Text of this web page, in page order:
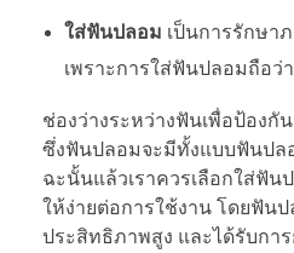
ใส่ฟันปลอม เป็นการรักษา
เพราะการใส่ฟันปลอมถือว่
ช่องว่างระหว่างฟันเพื่อป้องกั
ซึ่งฟันปลอมจะมีทั้งแบบฟันปล
ฉะนั้นแล้วเราควรเลือกใส่ฟัน
ให้ง่ายต่อการใช้งาน โดยฟัน
ประสิทธิภาพสูง และได้รับกา